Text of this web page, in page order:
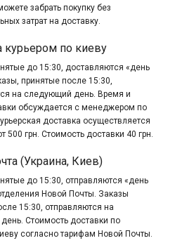
забрать покупку без
затрат на доставку.
курьером по киеву
до 15:30, доставляются «день
принятые после 15:30,
на следующий день. Время и
обсуждается с менеджером по
доставка осуществляется
500 грн. Стоимость доставки 40 грн.
(Украина, Киев)
до 15:30, отправляются «день
Новой Почты. Заказы
15:30, отправляются на
Стоимость доставки по
согласно тарифам Новой Почты.